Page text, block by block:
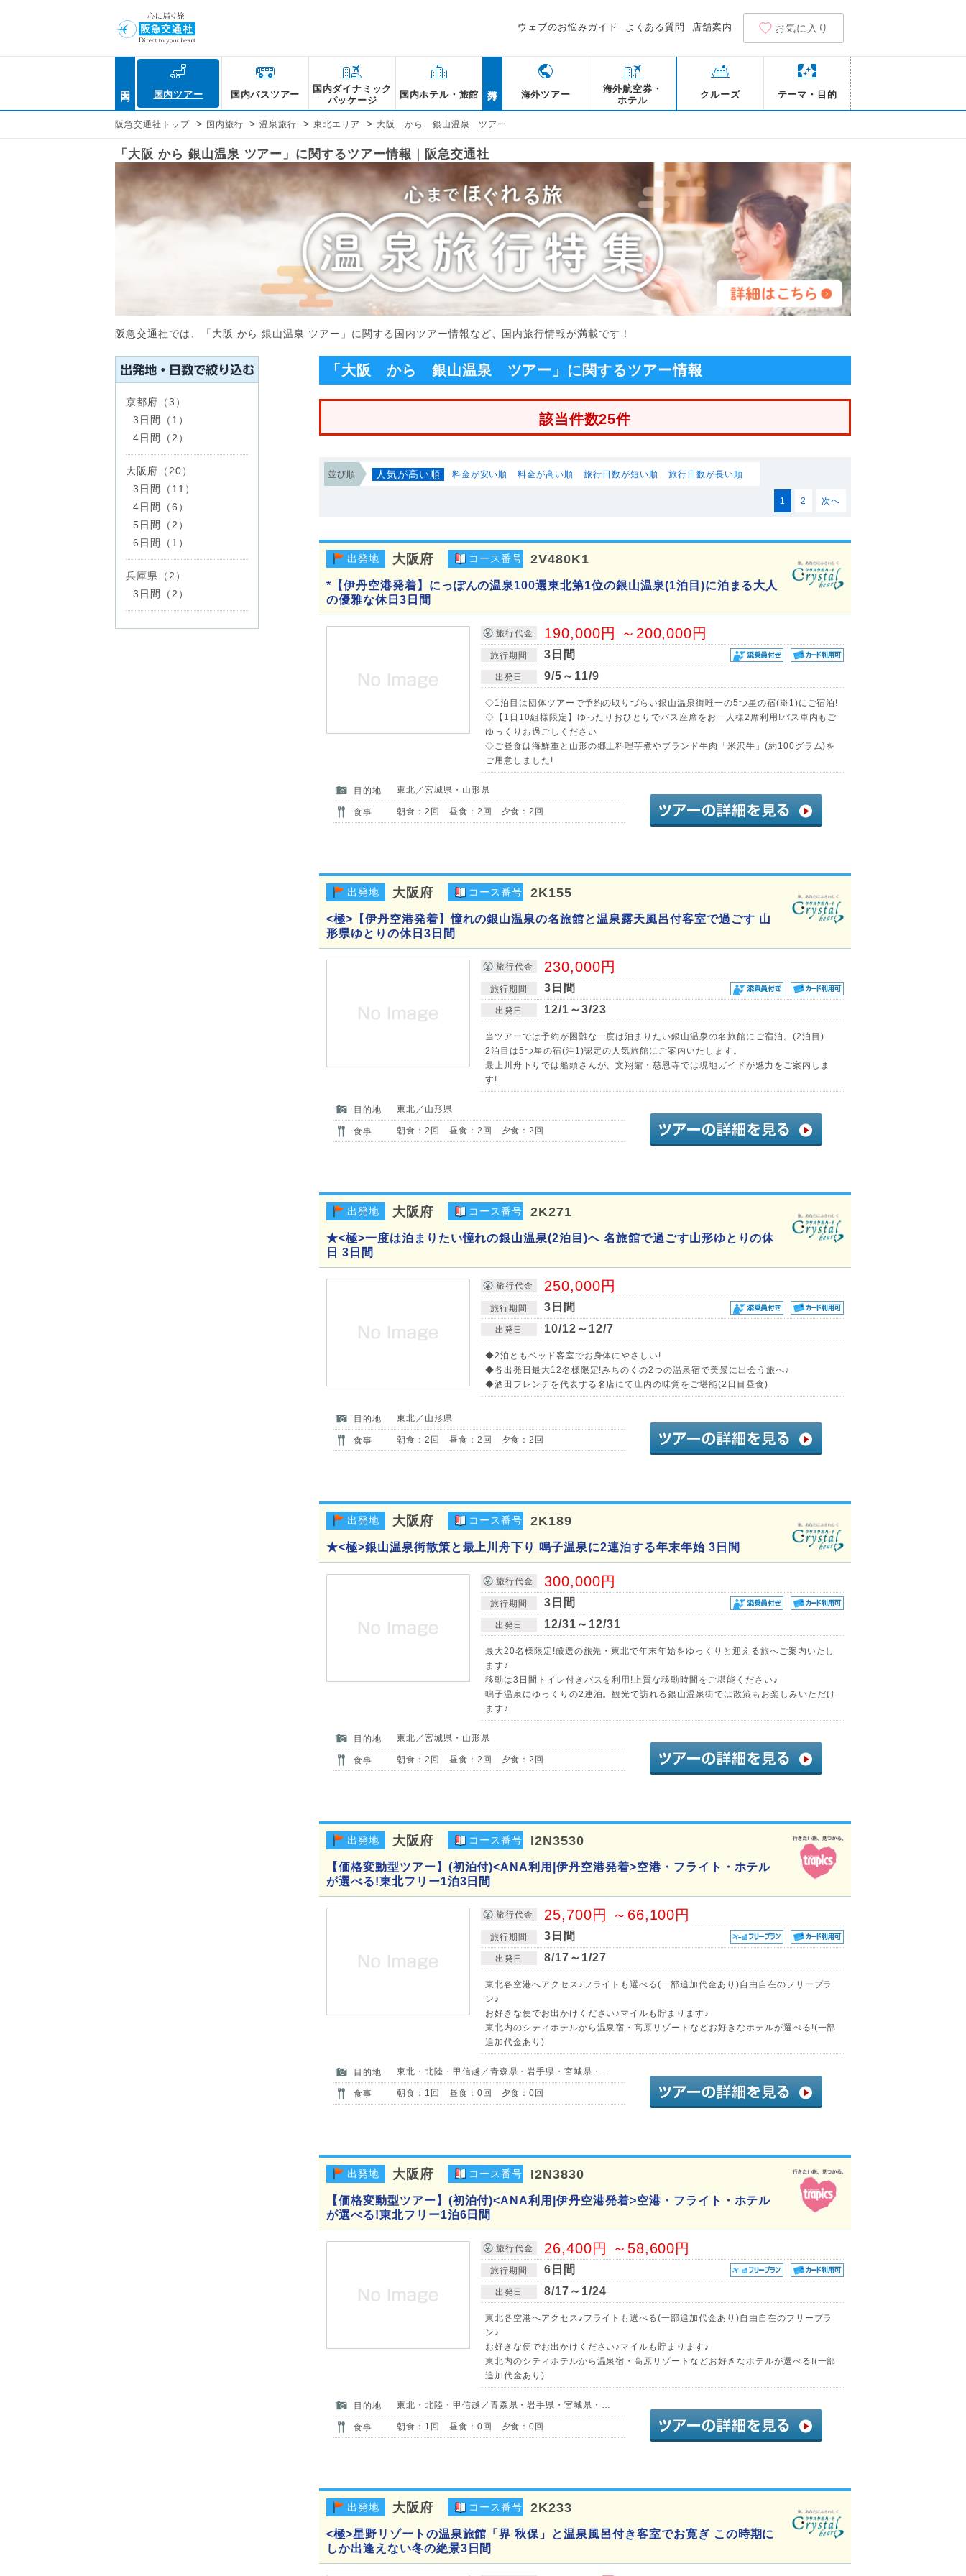
ウェブのお悩みガイド よくある質問 店舗案内 お気に入り
国内ツアー 国内バスツアー
国内ダイナミック
パッケージ
国内ホテル・旅館 海外ツアー
海外航空券・
ホテル
クルーズ テーマ・目的
阪急交通社トップ > 国内旅行 > 温泉旅行 > 東北エリア > 大阪 から 銀山温泉 ツアー
「大阪 から 銀山温泉 ツアー」に関するツアー情報｜阪急交通社
阪急交通社では、「大阪 から 銀山温泉 ツアー」に関する国内ツアー情報など、国内旅行情報が満載です！
「大阪 から 銀山温泉 ツアー」に関するツアー情報
該当件数25件
並び順 人気が高い順 料金が安い順 料金が高い順 旅行日数が短い順 旅行日数が長い順
1 2 次へ
出発地 大阪府 コース番号 2V480K1
*【伊丹空港発着】にっぽんの温泉100選東北第1位の銀山温泉(1泊目)に泊まる大人
の優雅な休日3日間
旅行代金 190,000円 ～200,000円
旅行期間 3日間
出発日 9/5～11/9
◇1泊目は団体ツアーで予約の取りづらい銀山温泉街唯一の5つ星の宿(※1)にご宿泊!
◇【1日10組様限定】ゆったりおひとりでバス座席をお一人様2席利用!バス車内もご
ゆっくりお過ごしください
◇ご昼食は海鮮重と山形の郷土料理芋煮やブランド牛肉「米沢牛」(約100グラム)を
ご用意しました!
目的地 東北／宮城県・山形県
食事 朝食：2回 昼食：2回 夕食：2回
出発地 大阪府 コース番号 2K155
<極>【伊丹空港発着】憧れの銀山温泉の名旅館と温泉露天風呂付客室で過ごす 山
形県ゆとりの休日3日間
旅行代金 230,000円
旅行期間 3日間
出発日 12/1～3/23
当ツアーでは予約が困難な一度は泊まりたい銀山温泉の名旅館にご宿泊。(2泊目)
2泊目は5つ星の宿(注1)認定の人気旅館にご案内いたします。
最上川舟下りでは船頭さんが、文翔館・慈恩寺では現地ガイドが魅力をご案内しま
す!
目的地 東北／山形県
食事 朝食：2回 昼食：2回 夕食：2回
出発地 大阪府 コース番号 2K271
★<極>一度は泊まりたい憧れの銀山温泉(2泊目)へ 名旅館で過ごす山形ゆとりの休
日 3日間
旅行代金 250,000円
旅行期間 3日間
出発日 10/12～12/7
◆2泊ともベッド客室でお身体にやさしい!
◆各出発日最大12名様限定!みちのくの2つの温泉宿で美景に出会う旅へ♪
◆酒田フレンチを代表する名店にて庄内の味覚をご堪能(2日目昼食)
目的地 東北／山形県
食事 朝食：2回 昼食：2回 夕食：2回
出発地 大阪府 コース番号 2K189
★<極>銀山温泉街散策と最上川舟下り 鳴子温泉に2連泊する年末年始 3日間
旅行代金 300,000円
旅行期間 3日間
出発日 12/31～12/31
最大20名様限定!厳選の旅先・東北で年末年始をゆっくりと迎える旅へご案内いたし
ます♪
移動は3日間トイレ付きバスを利用!上質な移動時間をご堪能ください♪
鳴子温泉にゆっくりの2連泊。観光で訪れる銀山温泉街では散策もお楽しみいただけ
ます♪
目的地 東北／宮城県・山形県
食事 朝食：2回 昼食：2回 夕食：2回
出発地 大阪府 コース番号 I2N3530
【価格変動型ツアー】(初泊付)<ANA利用|伊丹空港発着>空港・フライト・ホテル
が選べる!東北フリー1泊3日間
旅行代金 25,700円 ～66,100円
旅行期間 3日間
出発日 8/17～1/27
東北各空港へアクセス♪フライトも選べる(一部追加代金あり)自由自在のフリープラ
ン♪
お好きな便でお出かけください♪マイルも貯まります♪
東北内のシティホテルから温泉宿・高原リゾートなどお好きなホテルが選べる!(一部
追加代金あり)
目的地 東北・北陸・甲信越／青森県・岩手県・宮城県・秋田県・山形県・福島県・新潟県
食事 朝食：1回 昼食：0回 夕食：0回
出発地 大阪府 コース番号 I2N3830
【価格変動型ツアー】(初泊付)<ANA利用|伊丹空港発着>空港・フライト・ホテル
が選べる!東北フリー1泊6日間
旅行代金 26,400円 ～58,600円
旅行期間 6日間
出発日 8/17～1/24
東北各空港へアクセス♪フライトも選べる(一部追加代金あり)自由自在のフリープラ
ン♪
お好きな便でお出かけください♪マイルも貯まります♪
東北内のシティホテルから温泉宿・高原リゾートなどお好きなホテルが選べる!(一部
追加代金あり)
目的地 東北・北陸・甲信越／青森県・岩手県・宮城県・秋田県・山形県・福島県・新潟県
食事 朝食：1回 昼食：0回 夕食：0回
出発地 大阪府 コース番号 2K233
<極>星野リゾートの温泉旅館「界 秋保」と温泉風呂付き客室でお寛ぎ この時期に
しか出逢えない冬の絶景3日間
京都府（3）
3日間（1）
4日間（2）
大阪府（20）
3日間（11）
4日間（6）
5日間（2）
6日間（1）
兵庫県（2）
3日間（2）